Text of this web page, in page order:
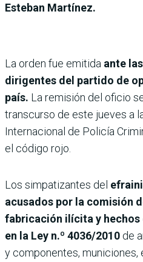
Esteban Martínez.
La orden fue emitida ante
dirigentes del partido de
país. La remisión del oficio
transcurso de este jueves a
Internacional de Policía
el código rojo.
Los simpatizantes del
acusados por la comisión
fabricación ilícita y
en la Ley n.º 4036/2010 de
y componentes,